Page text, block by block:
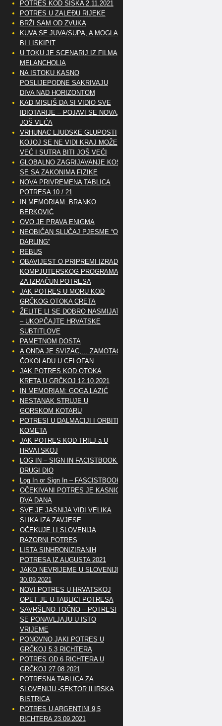
POTRES KOD SISKA 2.11.2021
POTRES U ZALEĐU RIJEKE
BRŽI SAM OD ZVUKA
KUVA SE JUVA/SUPA, A MOGLA
BI I ISKIPIT
U TOKU JE SCENARIJ IZ FILMA
MELANCHOLIA
NA ISTOKU KASNO
POSLIJEPODNE SAKRIVAJU
DIVA NAD HORIZONTOM
KAD MISLIŠ DA SI VIDIO SVE
IDIOTARIJE – POJAVI SE NOVA,..
JOŠ VEĆA
VRHUNAC LJUDSKE GLUPOSTI
KOJOJ SE NE VIDI KRAJ MOŽE
VEĆ I SUTRA BITI JOŠ VEĆI
GLOBALNO ZAGRIJAVANJE KOSI
SE SA ZAKONIMA FIZIKE
NOVA PRIVREMENA TABLICA
POTRESA 10 / 21
IN MEMORIAM: BRANKO
BERKOVIĆ
OVO JE PRAVA ENIGMA
NEOBIČAN SLUČAJ PJESME “OH
DARLING”
REBUS
OBAVIJEST O PRIPREMI IZRADE
KOMPJUTERSKOG PROGRAMA
ZA IZRAČUN POTRESA
JAK POTRES U MORU KOD
GRČKOG OTOKA CRETA
ŽELITE LI SE DOBRO NASMIJATI
– UKOPČAJTE HRVATSKE
SUBTITLOVE
PAMETNOM DOSTA
A ONDA JE SVIZAC,… ZAMOTAO
ČOKOLADU U CELOFAN
JAK POTRES KOD OTOKA
KRETA U GRČKOJ 12.10.2021
IN MEMORIAM: GOGA LAZIĆ
NESTANAK STRUJE U
GORSKOM KOTARU
POTRESI U DALMACIJI I ORBITE
KOMETA
JAK POTRES KOD TRILJ-a U
HRVATSKOJ
LOG IN – SIGN IN FACISTBOOK –
DRUGI DIO
Log In or Sign In – FASCISTBOOK
OČEKIVANI POTRES JE KASNIO
DVA DANA
SVE JE JASNIJA VIDI VELIKA
SLIKA IZA ZAVJESE
OČEKUJE LI SLOVENIJA
RAZORNI POTRES
LISTA SINHRONIZIRANIH
POTRESA IZ AUGUSTA 2021
JAKO NEVRIJEME U SLOVENIJI
30.09.2021
NOVI POTRES U HRVATSKOJ
OPET JE U TABLICI POTRESA
SAVRŠENO TOČNO – POTRESI
SE PONAVLJAJU U ISTO
VRIJEME
PONOVNO JAKI POTRES U
GRČKOJ 5.3 RICHTERA
POTRES OD 6 RICHTERA U
GRČKOJ 27.08.2021
POTRESNA TABLICA ZA
SLOVENIJU -SEKTOR ILIRSKA
BISTRICA
POTRES U ARGENTINI 9,5
RICHTERA 23.09.2021